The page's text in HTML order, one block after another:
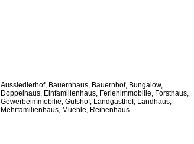
Aussiedlerhof, Bauernhaus, Bauernhof, Bungalow,
Doppelhaus, Einfamilienhaus, Ferienimmobilie, Forsthaus,
Gewerbeimmobilie, Gutshof, Landgasthof, Landhaus,
Mehrfamilienhaus, Muehle, Reihenhaus